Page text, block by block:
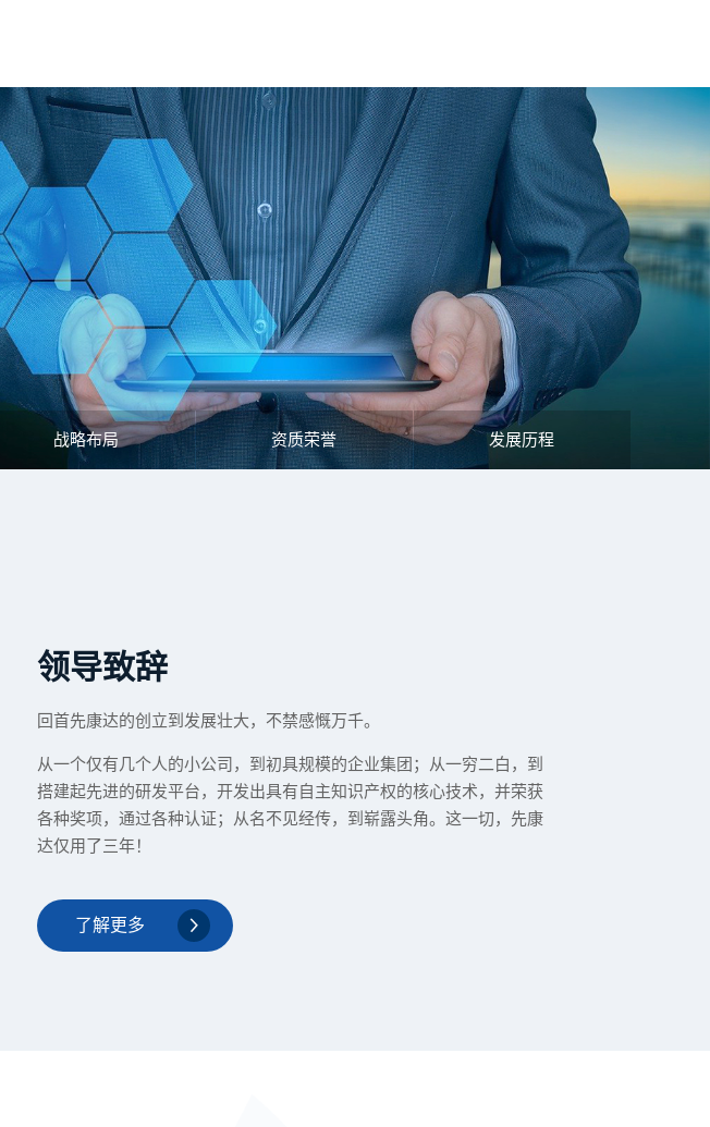
战略布局 资质荣誉 发展历程
领导致辞
回首先康达的创立到发展壮大，不禁感慨万千。
从一个仅有几个人的小公司，到初具规模的企业集团；从一穷二白，到
搭建起先进的研发平台，开发出具有自主知识产权的核心技术，并荣获
各种奖项，通过各种认证；从名不见经传，到崭露头角。这一切，先康
达仅用了三年！
了解更多